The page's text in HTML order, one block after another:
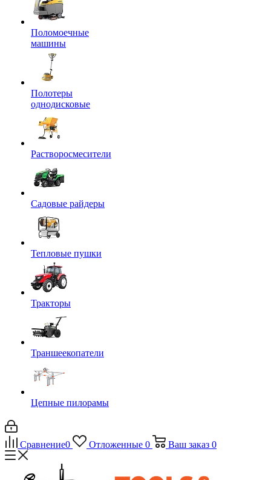
Поломоечные
машины
Полотеры
однодисковые
Растворосмесители
Садовые райдеры
Тепловые пушки
Тракторы
Траншеекопатели
Цепные пилорамы
Сравнение0 Отложенные 0 Ваш заказ 0